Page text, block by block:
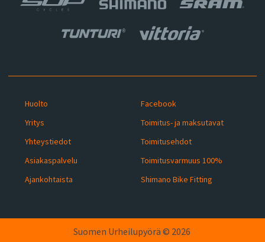
Huolto
Yritys
Yhteystiedot
Asiakaspalvelu
Ajankohtaista
Facebook
Toimitus- ja maksutavat
Toimitusehdot
Toimitusvarmuus 100%
Shimano Bike Fitting